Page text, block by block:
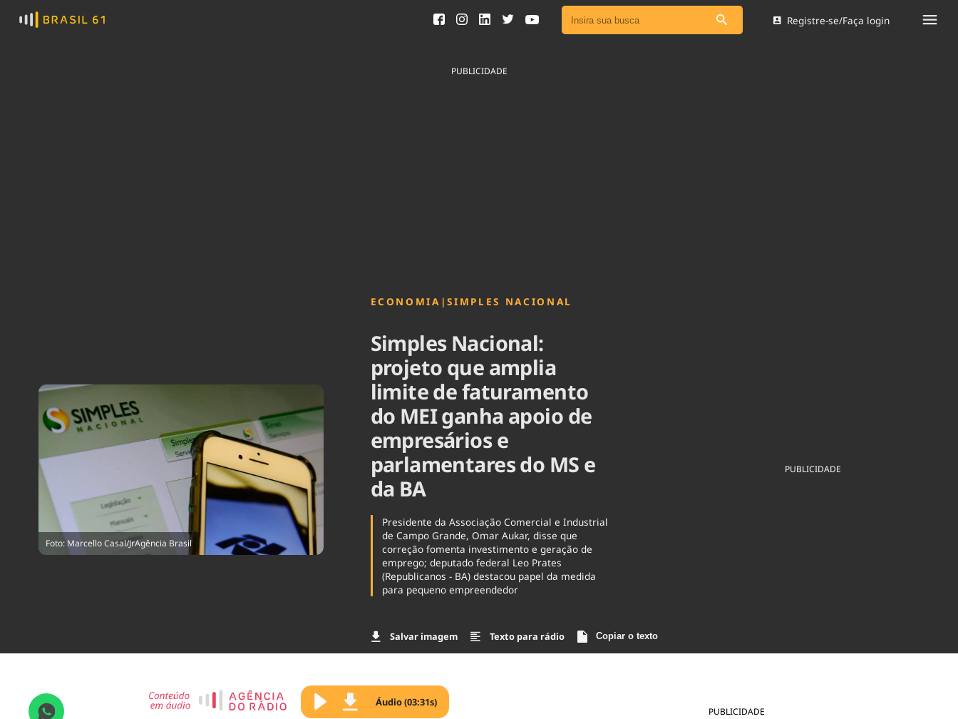
Ver todas as notícias
Registre-se/Faça login
PUBLICIDADE
Foto: Marcello Casal/JrAgência Brasil
ECONOMIA |SIMPLES NACIONAL
Simples Nacional:
projeto que amplia
limite de faturamento
do MEI ganha apoio de
empresários e
parlamentares do MS e
da BA
Presidente da Associação Comercial e Industrial
de Campo Grande, Omar Aukar, disse que
correção fomenta investimento e geração de
emprego; deputado federal Leo Prates
(Republicanos - BA) destacou papel da medida
para pequeno empreendedor
Salvar imagem Texto para rádio Copiar o texto
PUBLICIDADE
PUBLICIDADE
Áudio (03:31s)